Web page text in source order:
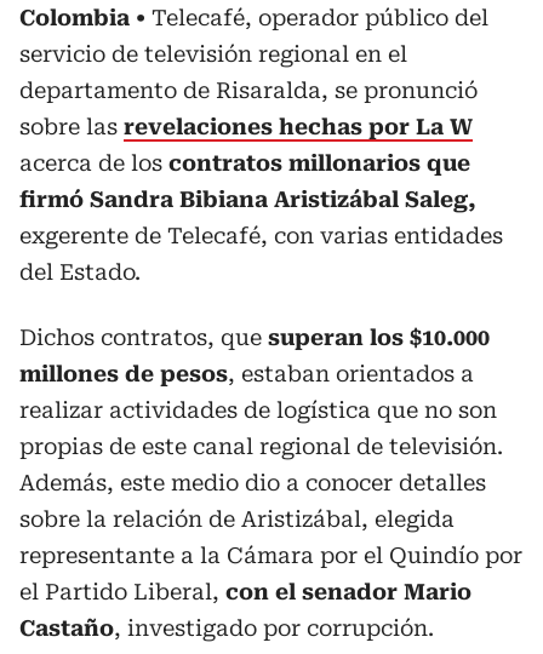
Colombia
Telecafé, operador público del
servicio de televisión regional en el
departamento de Risaralda, se pronunció
sobre las revelaciones hechas por La W
acerca de los contratos millonarios que
firmó Sandra Bibiana Aristizábal Saleg,
exgerente de Telecafé, con varias entidades
del Estado.
Dichos contratos, que superan los $10.000
millones de pesos, estaban orientados a
realizar actividades de logística que no son
propias de este canal regional de televisión.
Además, este medio dio a conocer detalles
sobre la relación de Aristizábal, elegida
representante a la Cámara por el Quindío por
el Partido Liberal, con el senador Mario
Castaño, investigado por corrupción.